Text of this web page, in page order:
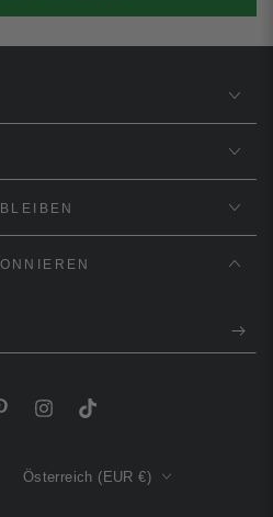
Instagram
TikTok
Österreich (EUR €)